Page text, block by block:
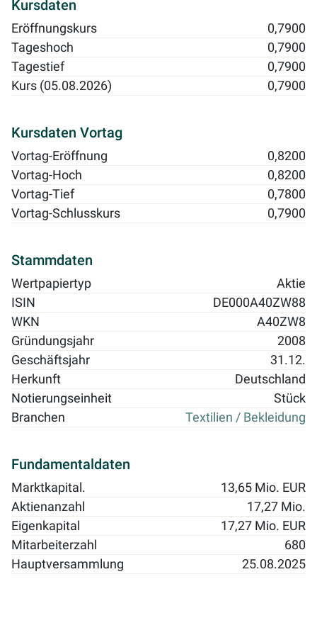
Kursdaten
Eröffnungskurs
0,7900
Tageshoch
0,7900
Tagestief
0,7900
Kurs (05.08.2026)
0,7900
Kursdaten Vortag
Vortag-Eröffnung
0,8200
Vortag-Hoch
0,8200
Vortag-Tief
0,7800
Vortag-Schlusskurs
0,7900
Stammdaten
Wertpapiertyp
Aktie
ISIN
DE000A40ZW88
WKN
A40ZW8
Gründungsjahr
2008
Geschäftsjahr
31.12.
Herkunft
Deutschland
Notierungseinheit
Stück
Branchen
Textilien / Bekleidung
Fundamentaldaten
Marktkapital.
13,65 Mio. EUR
Aktienanzahl
17,27 Mio.
Eigenkapital
17,27 Mio. EUR
Mitarbeiterzahl
680
Hauptversammlung
25.08.2025